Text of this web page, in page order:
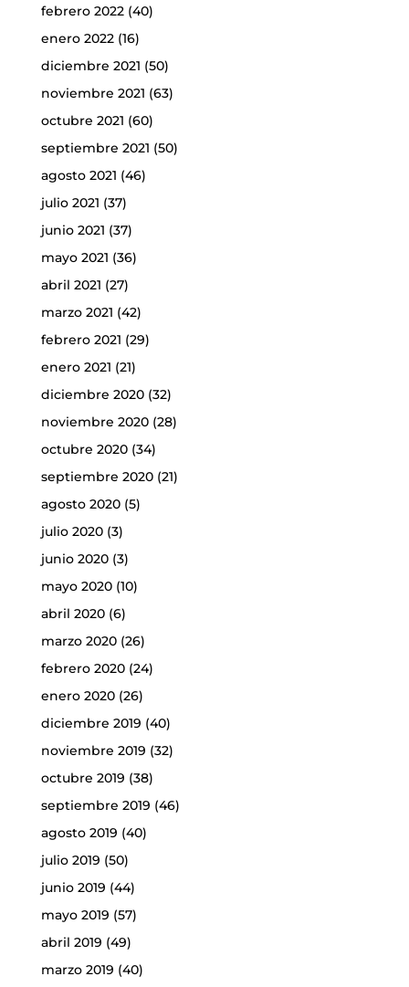
febrero 2022(40)
enero 2022(16)
diciembre 2021 (50)
noviembre 2021 (63)
octubre 2021 (60)
septiembre 2021 (50)
agosto 2021 (46)
julio 2021 (37)
junio 2021 (37)
mayo 2021 (36)
abril 2021 (27)
marzo 2021 (42)
febrero 2021 (29)
enero 2021 (21)
diciembre 2020(32)
noviembre 2020(28)
octubre 2020(34)
septiembre 2020(21)
agosto 2020(5)
julio 2020(3)
junio 2020(3)
mayo 2020(10)
abril 2020(6)
marzo 2020(26)
febrero 2020(24)
enero 2020(26)
diciembre 2019 (40)
noviembre 2019 (32)
octubre 2019 (38)
septiembre 2019 (46)
agosto 2019 (40)
julio 2019 (50)
junio 2019 (44)
mayo 2019 (57)
abril 2019 (49)
marzo 2019 (40)